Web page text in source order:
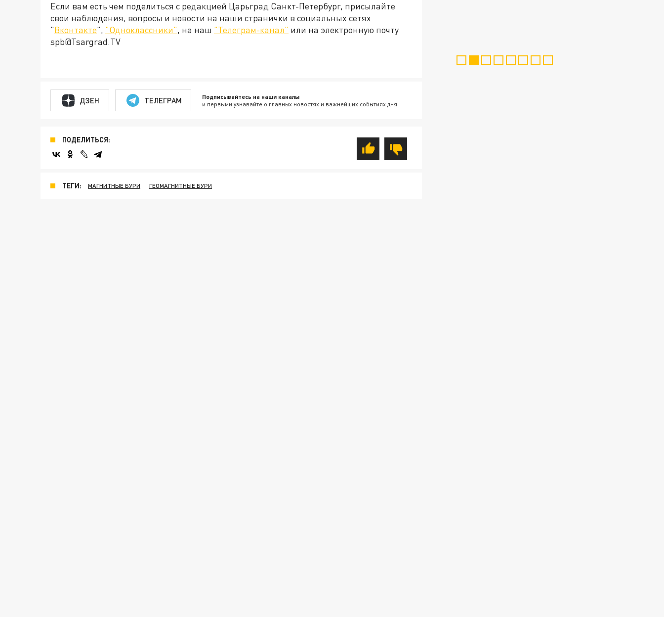
Если вам есть чем поделиться с редакцией Царьград Санкт-Петербург, присылайте
свои наблюдения, вопросы и новости на наши странички в социальных сетях
"Вконтакте", "Одноклассники", на наш "Телеграм-канал" или на электронную почту
spb@Tsargrad.TV
ДЗЕН ТЕЛЕГРАМ Подписывайтесь на наши каналы
и первыми узнавайте о главных новостях и важнейших событиях дня.
ПОДЕЛИТЬСЯ:
ТЕГИ: МАГНИТНЫЕ БУРИ ГЕОМАГНИТНЫЕ БУРИ